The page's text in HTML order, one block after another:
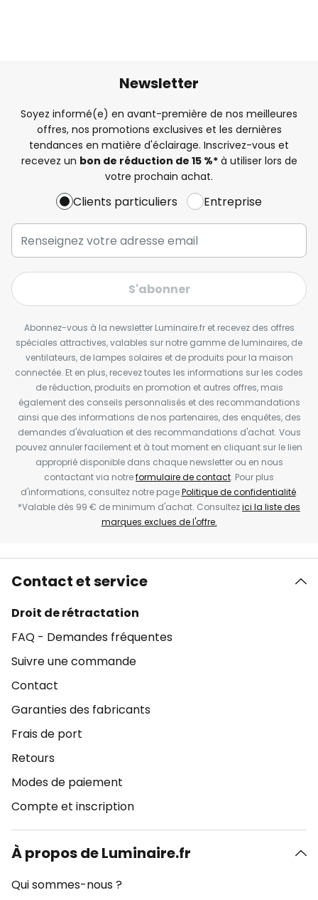
Newsletter
Soyez informé(e) en avant-première de nos meilleures
offres, nos promotions exclusives et les dernières
tendances en matière d'éclairage. Inscrivez-vous et
recevez un bon de réduction de 15 %*à utiliser lors de
votre prochain achat.
Clients particuliers Entreprise
S'abonner
Abonnez-vous à la newsletter Luminaire.fr et recevez des offres
spéciales attractives, valables sur notre gamme de luminaires, de
ventilateurs, de lampes solaires et de produits pour la maison
connectée. Et en plus, recevez toutes les informations sur les codes
de réduction, produits en promotion et autres offres, mais
également des conseils personnalisés et des recommandations
ainsi que des informations de nos partenaires, des enquêtes, des
demandes d'évaluation et des recommandations d'achat. Vous
pouvez annuler facilement et à tout moment en cliquant sur le lien
approprié disponible dans chaque newsletter ou en nous
contactant via notreformulaire de contact. Pour plus
d'informations, consultez notre pagePolitique de confidentialité.
*Valable dès 99 € de minimum d'achat. Consultezici la liste des
marques exclues de l'offre.
Contact et service
Droit de rétractation
FAQ - Demandes fréquentes
Suivre une commande
Contact
Garanties des fabricants
Frais de port
Retours
Modes de paiement
Compte et inscription
À propos de Luminaire.fr
Qui sommes-nous ?